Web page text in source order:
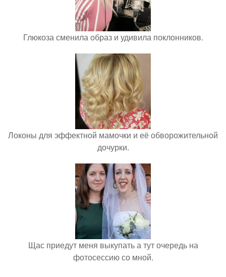
Глюкоза сменила образ и удивила поклонников.
Локоны для эффектной мамочки и её обворожительной
дочурки.
Щас приедут меня выкупать а тут очередь на
фотосессию со мной.